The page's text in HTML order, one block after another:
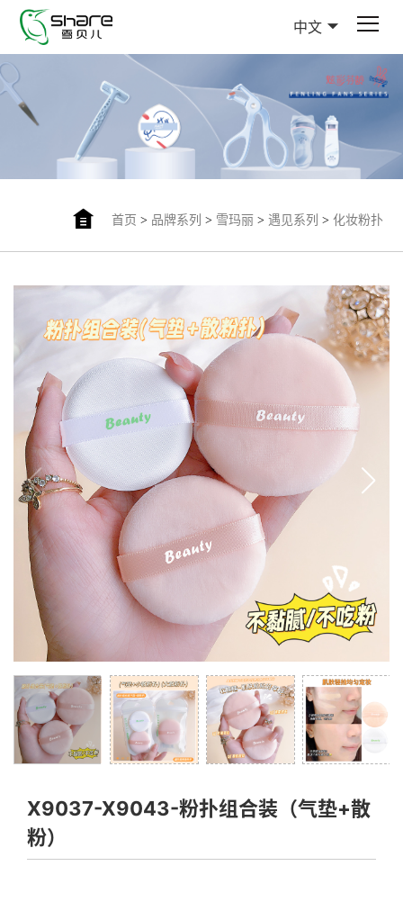
中文
首页 > 品牌系列 > 雪玛丽> 遇见系列 > 化妆粉扑
X9037-X9043-粉扑组合装（气垫+散
粉）